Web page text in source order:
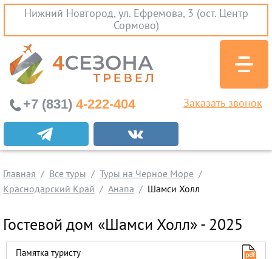
Нижний Новгород, ул. Ефремова, 3 (ост. Центр
Сормово)
Экскурсионные туры
Заграничные экскурсии
Туры на Черное Море
Краснодарский Край
Крым
Проезд без проживания
+7 (831) 4-222-404 Заказать звонок
Главная Все туры
Туры на Черное Море
Краснодарский Край
Анапа Шамси Холл
Гостевой дом «Шамси Холл» - 2025
Памятка туристу